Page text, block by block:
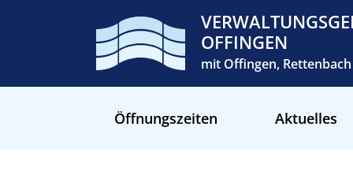
OFFINGEN
mit Offingen,
Öffnungszeiten Aktuelles